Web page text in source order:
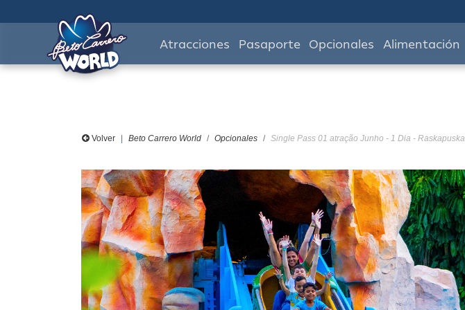
Atracciones Pasaporte Opcionales Alimentación
Volver Beto Carrero World Opcionales Single Pass 01 atração Junho - 1 Dia - Raskapuska